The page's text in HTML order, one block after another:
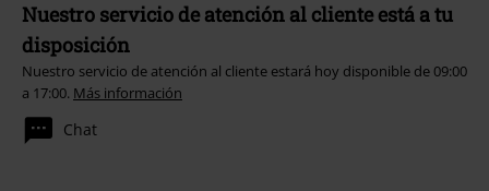
Nuestro servicio de atención al cliente está a tu
disposición
Nuestro servicio de atención al cliente estará hoy disponible de 09:00
a 17:00. Más información
Chat